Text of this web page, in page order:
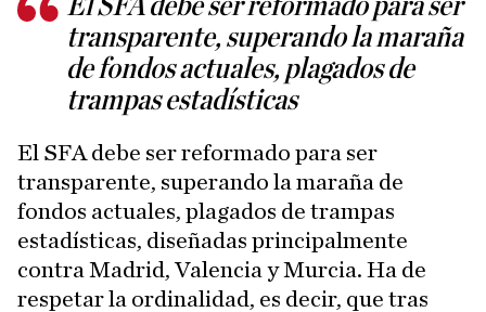
El SFA debe ser reformado para ser
transparente, superando la maraña
de fondos actuales, plagados de
trampas estadísticas
El SFA debe ser reformado para ser
transparente, superando la maraña de
fondos actuales, plagados de trampas
estadísticas, diseñadas principalmente
contra Madrid, Valencia y Murcia. Ha de
respetar la ordinalidad, es decir, que tras